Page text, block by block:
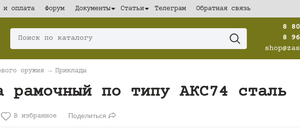
и оплата Форум Документы Статьи Телеграм Обратная связь
8
8
оружия → Приклады
рамочный по типу АКС74 сталь
В избранное Поделиться